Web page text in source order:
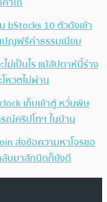
bStocks 10 ตัวดังเข้า
ญฟรีค่าธรรมเนียม
ม่เป็นไร แม้สัปดาห์นี้ร่าง
หวตไม่ผ่าน
เก็บเข้าตู้ หวั่นพิษ
ณ์คริปโทฯ ในบ้าน
ส่งข้อความหาโจรขอ
บมาสักนิดก็ยังดี